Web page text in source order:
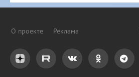
О проекте Реклама